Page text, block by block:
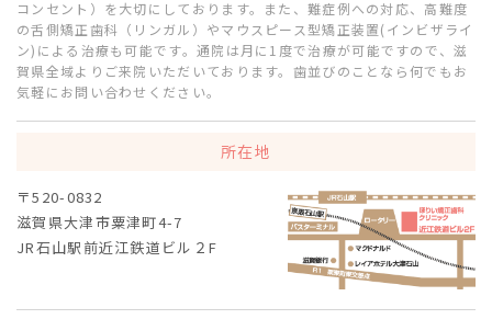
コンセント）を大切にしております。また、難症例への対応、高難度
の舌側矯正歯科（リンガル）やマウスピース型矯正装置(インビザライ
ン)による治療も可能です。通院は月に1度で治療が可能ですので、滋
賀県全域よりご来院いただいております。歯並びのことなら何でもお
気軽にお問い合わせください。
所在地
〒520-0832
滋賀県大津市粟津町4-7
JR石山駅前近江鉄道ビル２F